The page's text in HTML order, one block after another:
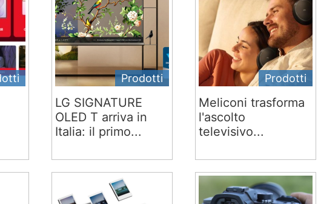
Prodotti
LG SIGNATURE
OLED T arriva in
Italia: il primo...
Prodotti
Meliconi trasforma
l'ascolto
televisivo...